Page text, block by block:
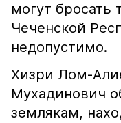
могут бросать
Чеченской
недопустимо.
Хизри Лом-
Мухадинович
землякам,